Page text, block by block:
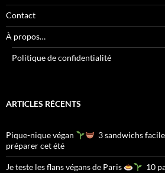
Contact
À propos…
Politique de confidentialité
ARTICLES RÉCENTS
Pique-nique végan
3 sandwichs
préparer cet été
Je teste les flans végans de Paris 10